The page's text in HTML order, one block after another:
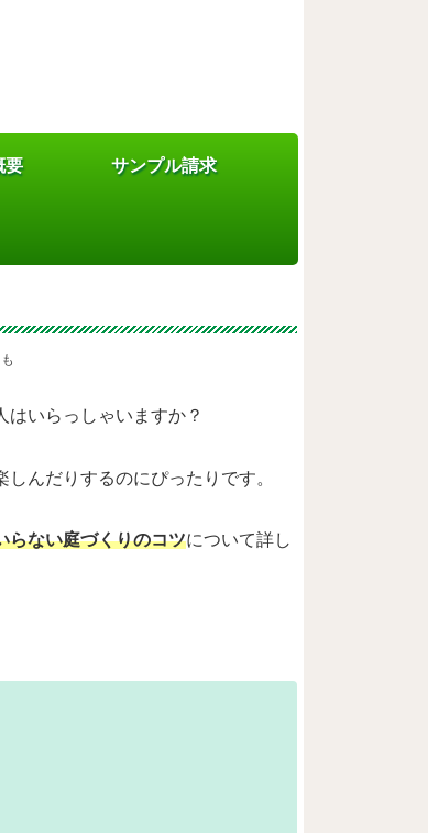
要 サンプル請求
花3選｜メンテ
はいらっしゃいますか？
んだりするのにぴったりです。
らない庭づくりのコツについて詳し